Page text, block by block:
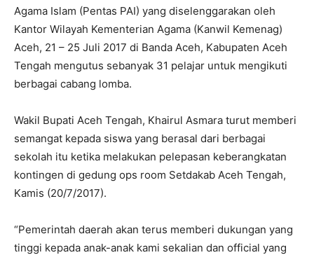
Agama Islam (Pentas PAI) yang diselenggarakan oleh
Kantor Wilayah Kementerian Agama (Kanwil Kemenag)
Aceh, 21 – 25 Juli 2017 di Banda Aceh, Kabupaten Aceh
Tengah mengutus sebanyak 31 pelajar untuk mengikuti
berbagai cabang lomba.
Wakil Bupati Aceh Tengah, Khairul Asmara turut memberi
semangat kepada siswa yang berasal dari berbagai
sekolah itu ketika melakukan pelepasan keberangkatan
kontingen di gedung ops room Setdakab Aceh Tengah,
Kamis (20/7/2017).
“Pemerintah daerah akan terus memberi dukungan yang
tinggi kepada anak-anak kami sekalian dan official yang